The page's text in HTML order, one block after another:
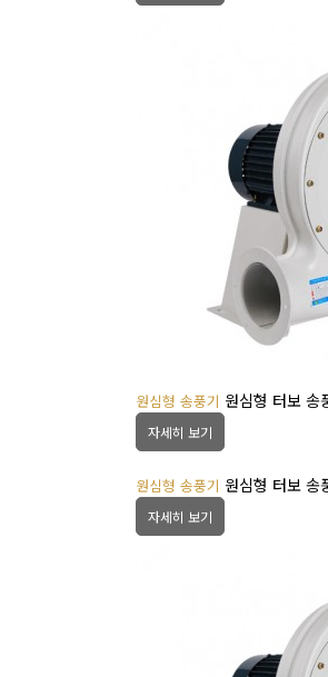
원심형 송풍기 원심형 터보
자세히 보기
원심형 송풍기 원심형 터보
자세히 보기